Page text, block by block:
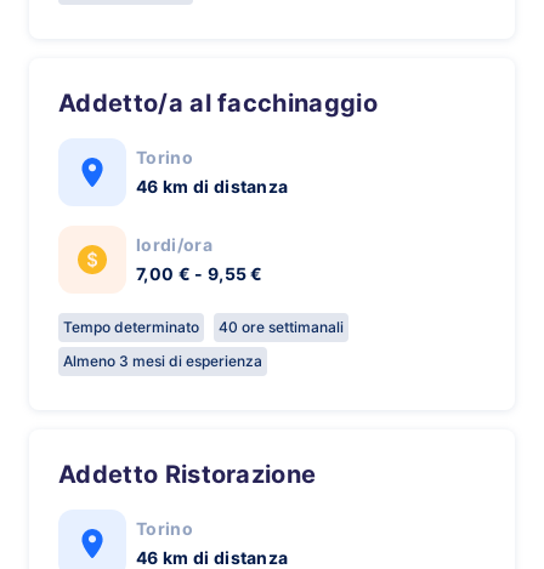
Addetto/a al facchinaggio
Torino
46 km di distanza
lordi/ora
7,00 € - 9,55 €
Tempo determinato
40 ore settimanali
Almeno 3 mesi di esperienza
Addetto Ristorazione
Torino
46 km di distanza